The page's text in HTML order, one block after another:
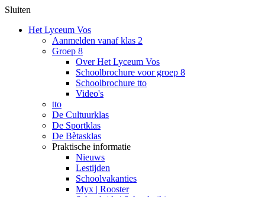
Sluiten
Het Lyceum Vos
Aanmelden vanaf klas 2
Groep 8
Over Het Lyceum Vos
Schoolbrochure voor groep 8
Schoolbrochure tto
Video's
tto
De Cultuurklas
De Sportklas
De Bètasklas
Praktische informatie
Nieuws
Lestijden
Schoolvakanties
Myx | Rooster